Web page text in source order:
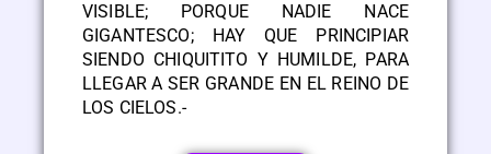
VISIBLE; PORQUE NADIE NACE
GIGANTESCO; HAY QUE PRINCIPIAR
SIENDO CHIQUITITO Y HUMILDE, PARA
LLEGAR A SER GRANDE EN EL REINO DE
LOS CIELOS.-